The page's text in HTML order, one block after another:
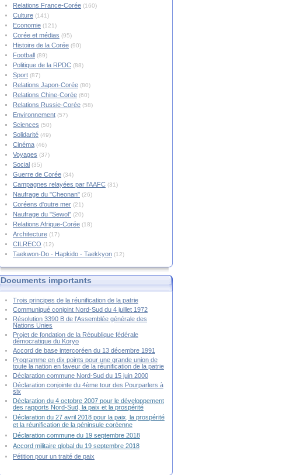
Relations France-Corée (160)
Culture (141)
Economie (121)
Corée et médias (95)
Histoire de la Corée (90)
Football (89)
Politique de la RPDC (88)
Sport (87)
Relations Japon-Corée (80)
Relations Chine-Corée (60)
Relations Russie-Corée (58)
Environnement (57)
Sciences (50)
Solidarité (49)
Cinéma (46)
Voyages (37)
Social (35)
Guerre de Corée (34)
Campagnes relayées par l'AAFC (31)
Naufrage du "Cheonan" (26)
Coréens d'outre mer (21)
Naufrage du "Sewol" (20)
Relations Afrique-Corée (18)
Architecture (17)
CILRECO (12)
Taekwon-Do - Hapkido - Taekkyon (12)
Documents importants
Trois principes de la réunification de la patrie
Communiqué conjoint Nord-Sud du 4 juillet 1972
Résolution 3390 B de l'Assemblée générale des
Nations Unies
Projet de fondation de la République fédérale
démocratique du Koryo
Accord de base intercoréen du 13 décembre 1991
Programme en dix points pour une grande union de
toute la nation en faveur de la réunification de la patrie
Déclaration commune Nord-Sud du 15 juin 2000
Déclaration conjointe du 4ème tour des Pourparlers à
six
Déclaration du 4 octobre 2007 pour le développement
des rapports Nord-Sud, la paix et la prospérité
Déclaration du 27 avril 2018 pour la paix, la prospérité
et la réunification de la péninsule coréenne
Déclaration commune du 19 septembre 2018
Accord militaire global du 19 septembre 2018
Pétition pour un traité de paix